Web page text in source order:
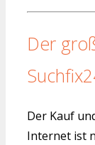
Der
Der Kauf
Internet ist